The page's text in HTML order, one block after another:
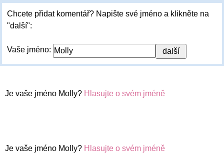
Chcete přidat komentář? Napište své jméno a klikněte na
"další":
Vaše jméno:
Je vaše jméno Molly? Hlasujte o svém jméně
Je vaše jméno Molly? Hlasujte o svém jméně